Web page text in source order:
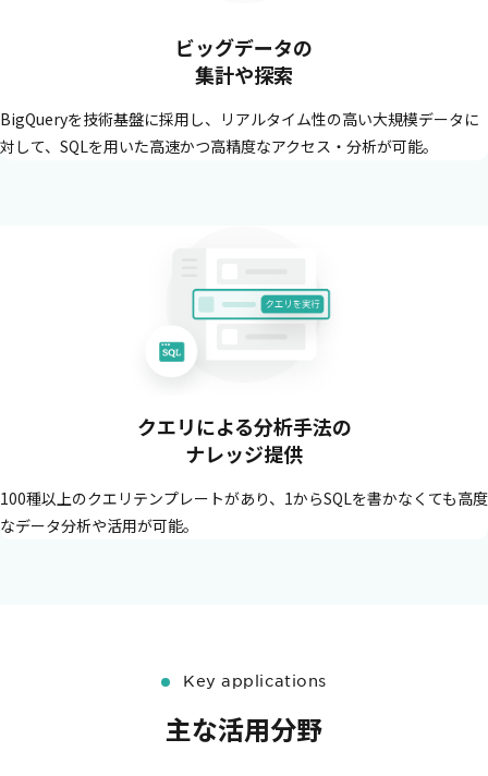
ビッグデータの
集計や探索
BigQueryを技術基盤に採用し、リアルタイム性の高い大規模データに
対して、SQLを用いた高速かつ高精度なアクセス・分析が可能。
クエリによる分析手法の
ナレッジ提供
100種以上のクエリテンプレートがあり、1からSQLを書かなくても高度
なデータ分析や活用が可能。
Key applications
主な活用分野